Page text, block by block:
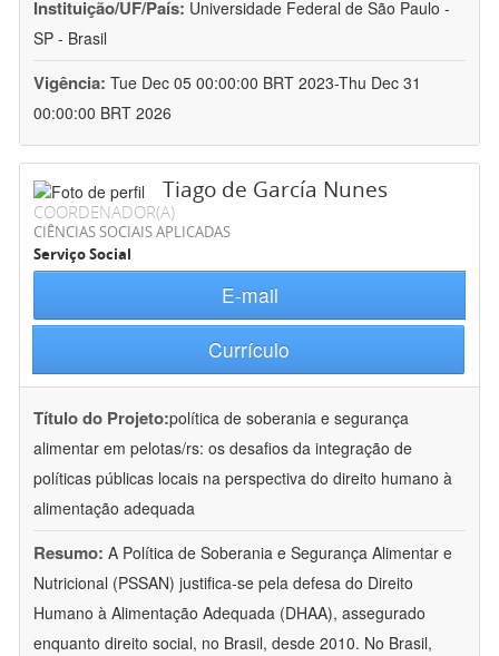
Instituição/UF/País: Universidade Federal de São Paulo -
SP - Brasil
Vigência: Tue Dec 05 00:00:00 BRT 2023-Thu Dec 31
00:00:00 BRT 2026
Tiago de García Nunes
COORDENADOR(A)
CIÊNCIAS SOCIAIS APLICADAS
Serviço Social
E-mail
Currículo
Título do Projeto:política de soberania e segurança
alimentar em pelotas/rs: os desafios da integração de
políticas públicas locais na perspectiva do direito humano à
alimentação adequada
Resumo: A Política de Soberania e Segurança Alimentar e
Nutricional (PSSAN) justifica-se pela defesa do Direito
Humano à Alimentação Adequada (DHAA), assegurado
enquanto direito social, no Brasil, desde 2010. No Brasil,